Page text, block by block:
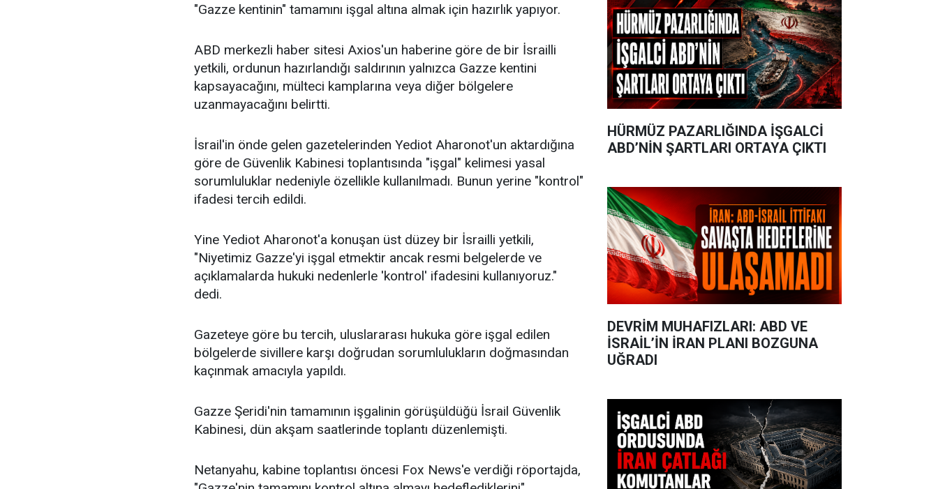
"Gazze kentinin" tamamını işgal altına almak için hazırlık yapıyor.
ABD merkezli haber sitesi Axios'un haberine göre de bir İsrailli
yetkili, ordunun hazırlandığı saldırının yalnızca Gazze kentini
kapsayacağını, mülteci kamplarına veya diğer bölgelere
uzanmayacağını belirtti.
İsrail'in önde gelen gazetelerinden Yediot Aharonot'un aktardığına
göre de Güvenlik Kabinesi toplantısında "işgal" kelimesi yasal
sorumluluklar nedeniyle özellikle kullanılmadı. Bunun yerine "kontrol"
ifadesi tercih edildi.
Yine Yediot Aharonot'a konuşan üst düzey bir İsrailli yetkili,
"Niyetimiz Gazze'yi işgal etmektir ancak resmi belgelerde ve
açıklamalarda hukuki nedenlerle 'kontrol' ifadesini kullanıyoruz."
dedi.
Gazeteye göre bu tercih, uluslararası hukuka göre işgal edilen
bölgelerde sivillere karşı doğrudan sorumlulukların doğmasından
kaçınmak amacıyla yapıldı.
Gazze Şeridi'nin tamamının işgalinin görüşüldüğü İsrail Güvenlik
Kabinesi, dün akşam saatlerinde toplantı düzenlemişti.
Netanyahu, kabine toplantısı öncesi Fox News'e verdiği röportajda,
HÜRMÜZ PAZARLIĞINDA İŞGALCİ
ABD’NİN ŞARTLARI ORTAYA ÇIKTI
DEVRİM MUHAFIZLARI: ABD VE
İSRAİL’İN İRAN PLANI BOZGUNA
UĞRADI